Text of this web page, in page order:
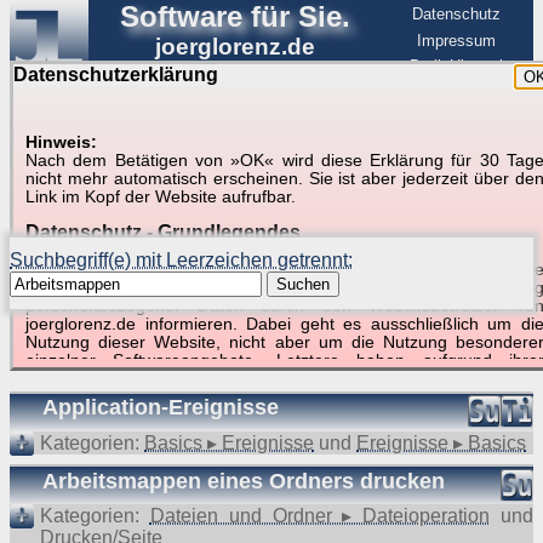
Datenschutzerklärung
Hinweis:
Nach dem Betätigen von »OK« wird diese Erklärung für 30 Tage
nicht mehr automatisch erscheinen. Sie ist aber jederzeit über den
Link im Kopf der Website aufrufbar.
Datenschutz - Grundlegendes
Diese Datenschutzerklärung soll die Nutzer dieser Website über die
Art, den Umfang und den Zweck der Erhebung und Verwendung
personenbezogener Daten durch den Websitebetreiber von
joerglorenz.de informieren. Dabei geht es ausschließlich um die
Nutzung dieser Website, nicht aber um die Nutzung besonderer
einzelner Softwareangebote. Letztere haben aufgrund ihrer
gespeichert werden müssen, die für das Funktionieren erforderlich
sind. Hier ist es wichtig, dass Sie selbst zum Testen dieser
Funktionen möglichst erfundene Daten verwenden. Ansonsten wird
auf die spezifischen Besonderheiten beim jeweiligen Angebot
gesondert hingewiesen.
Generell gilt: Wenn Sie ein Angebot bei den Add-Ins nutzen, bei
dem Daten übertragen werden, werden diese Daten auf dem
Software für Sie.
joerglorenz.de
Datenschutz
Impressum
BerlinHimmel
Suche in Beispielen und Tipps zu Excel und
VBA
Suchbegriff(e) mit Leerzeichen getrennt:
Suchen
Suchergebnisse (8 Treffer, 1 Begriff)
Application-Ereignisse
Kategorien: Basics ▸ Ereignisse und Ereignisse ▸ Basics
Arbeitsmappen eines Ordners drucken
Kategorien: Dateien und Ordner ▸ Dateioperation und
Drucken/Seite